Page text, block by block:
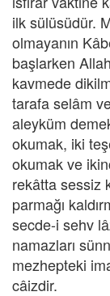
ilk sülüsüdür.
olmayanın
başlarken
kavmede
tarafa selâm
aleyküm
okumak, iki
okumak ve
rekâtta sessiz
parmağı
secde-i sehv
namazları
mezhepteki
câizdir.